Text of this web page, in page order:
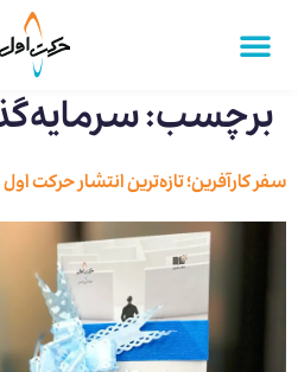
برچسب:
سفر کارآفرین؛ تازه‌ترین انتشار حرکت اول